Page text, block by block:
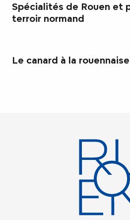
Spécialités de Rouen et
terroir normand
Le canard à la rouennaise